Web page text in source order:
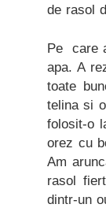
de rasol
Pe care
apa. A
toate
telina si
folosit-o
orez cu
Am
rasol
dintr-un